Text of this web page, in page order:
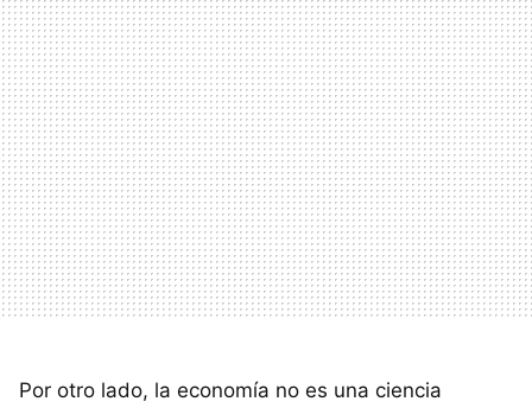
Por otro lado, la economía no es una ciencia